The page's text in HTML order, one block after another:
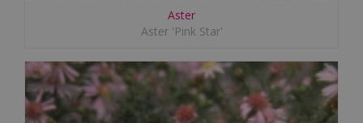
Aster
Aster 'Pink Star'